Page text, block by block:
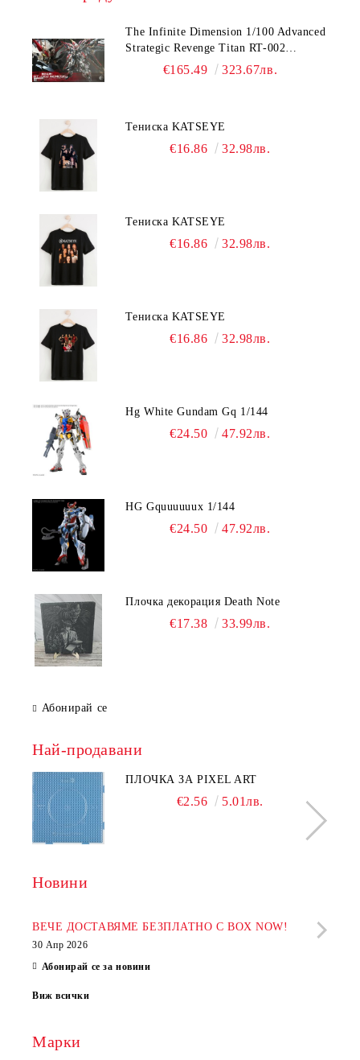
The Infinite Dimension 1/100 Advanced
Strategic Revenge Titan RT-002
Nemesis€165.49 323.67лв.
Тениска KATSEYE
€16.86 32.98лв.
Тениска KATSEYE
€16.86 32.98лв.
Тениска KATSEYE
€16.86 32.98лв.
Hg White Gundam Gq 1/144
€24.50 47.92лв.
HG Gquuuuuux 1/144
€24.50 47.92лв.
Плочка декорация Death Note
€17.38 33.99лв.
Абонирай се
Най-продавани
ПЛОЧКА ЗА PIXEL ART
€2.56 5.01лв.
Новини
ВЕЧЕ ДОСТАВЯМЕ БЕЗПЛАТНО С BOX NOW!
30 Апр 2026
Абонирай се за новини
Виж всички
Марки